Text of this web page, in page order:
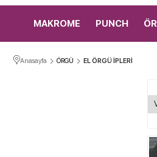
MAKROME PUNCH
Anasayfa ÖRGÜ EL ÖRGÜ İPLERİ